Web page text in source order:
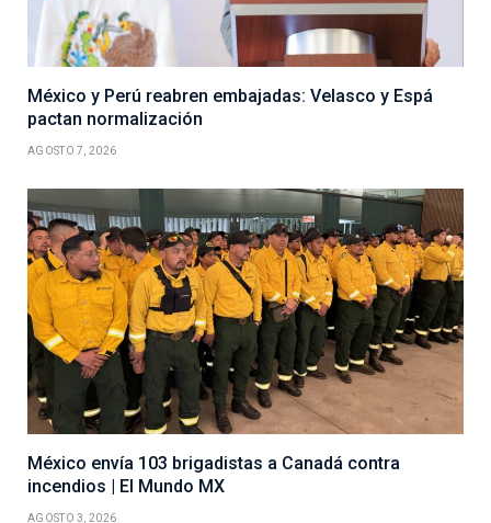
México y Perú reabren embajadas: Velasco y Espá
pactan normalización
AGOSTO 7, 2026
México envía 103 brigadistas a Canadá contra
incendios | El Mundo MX
AGOSTO 3, 2026